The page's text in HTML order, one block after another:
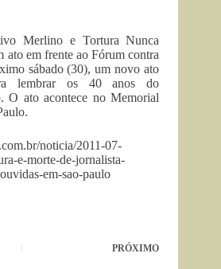
Merlino e Tortura Nunca
ato em frente ao Fórum contra
sábado (30), um novo ato
lembrar os 40 anos do
O ato acontece no Memorial
noticia/2011-07-
e-morte-de-jornalista-
em-sao-paulo
PRÓXIMO